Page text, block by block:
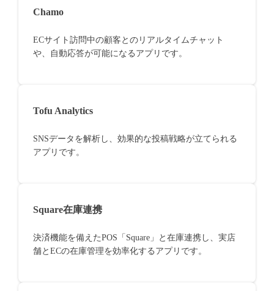
Chamo
ECサイト訪問中の顧客とのリアルタイムチャット
や、自動応答が可能になるアプリです。
Tofu Analytics
SNSデータを解析し、効果的な投稿戦略が立てられる
アプリです。
Square在庫連携
決済機能を備えたPOS「Square」と在庫連携し、実店
舗とECの在庫管理を効率化するアプリです。